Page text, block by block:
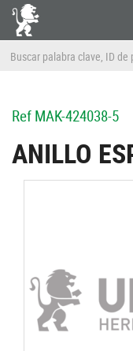
RefMAK-424038-5
ANILLO